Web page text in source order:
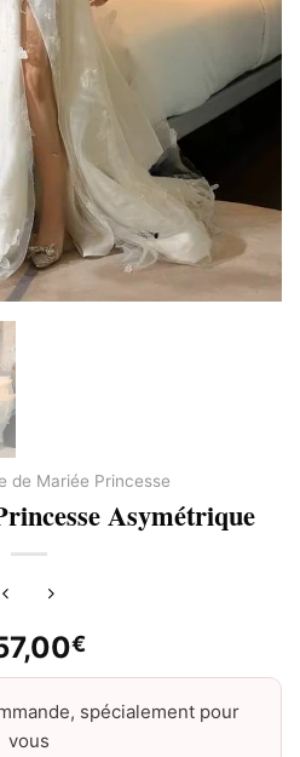
de Mariée Princesse
Asymétrique
€
spécialement pour
vous